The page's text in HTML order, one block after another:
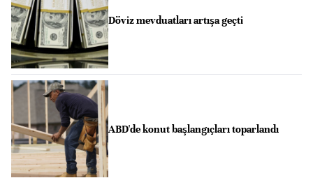
Döviz mevduatları artışa geçti
ABD'de konut başlangıçları toparlandı